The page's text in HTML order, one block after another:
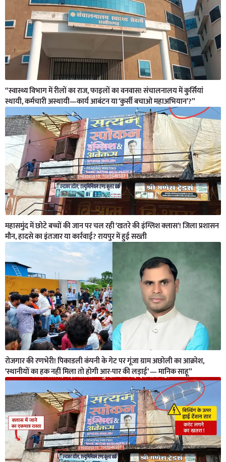
“स्वास्थ्य विभाग में रीलों का राज, फाइलों का वनवास! संचालनालय में कुर्सियां
स्थायी, कर्मचारी अस्थायी—कार्य आबंटन या ‘कुर्सी बचाओ महाअभियान’?”
महासमुंद में छोटे बच्चों की जान पर चल रही ‘खतरे की इंग्लिश क्लास’! जिला प्रशासन
मौन, हादसे का इंतजार या कार्रवाई? रायपुर में हुई सख्ती
रोजगार की रणभेरी! पिकाडली कंपनी के गेट पर गूंजा ग्राम अछोली का आक्रोश,
‘स्थानीयों का हक नहीं मिला तो होगी आर-पार की लड़ाई’ — मानिक साहू”